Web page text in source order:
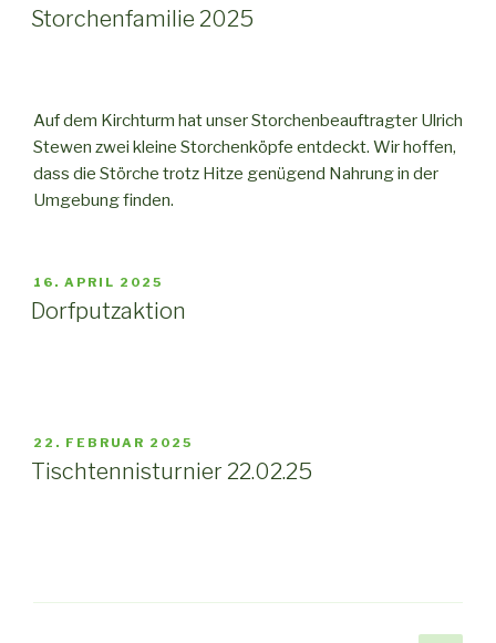
AM
Storchenfamilie 2025
Auf dem Kirchturm hat unser Storchenbeauftragter Ulrich
Stewen zwei kleine Storchenköpfe entdeckt. Wir hoffen,
dass die Störche trotz Hitze genügend Nahrung in der
Umgebung finden.
VERÖFFENTLICHT
AM
16. APRIL 2025
Dorfputzaktion
VERÖFFENTLICHT
AM
22. FEBRUAR 2025
Tischtennisturnier 22.02.25